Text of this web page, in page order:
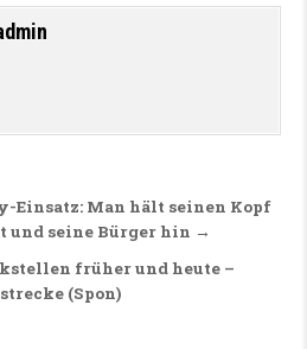
Einsatz: Man hält seinen Kopf
und seine Bürger hin →
früher und heute –
(Spon)